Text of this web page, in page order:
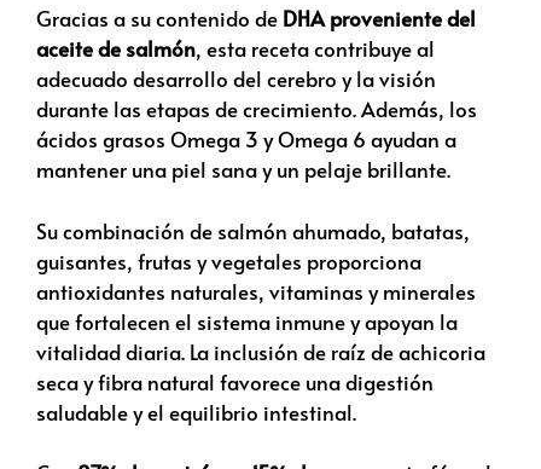
Gracias a su contenido de DHA proveniente del
aceite de salmón, esta receta contribuye al
adecuado desarrollo del cerebro y la visión
durante las etapas de crecimiento. Además, los
ácidos grasos Omega 3 y Omega 6 ayudan a
mantener una piel sana y un pelaje brillante.
Su combinación de salmón ahumado, batatas,
guisantes, frutas y vegetales proporciona
antioxidantes naturales, vitaminas y minerales
que fortalecen el sistema inmune y apoyan la
vitalidad diaria. La inclusión de raíz de achicoria
seca y fibra natural favorece una digestión
saludable y el equilibrio intestinal.